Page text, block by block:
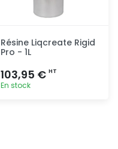
Résine Liqcreate Rigid
Pro - 1L
103,95 € HT
En stock